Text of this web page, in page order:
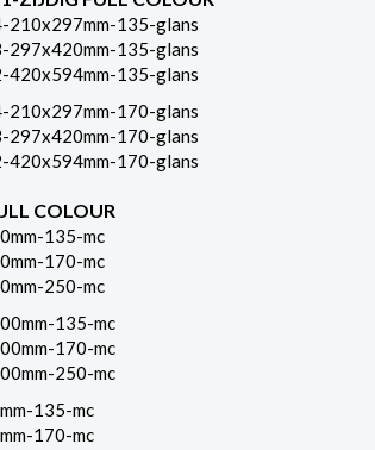
210x297mm-135-glans
297x420mm-135-glans
420x594mm-135-glans
210x297mm-170-glans
297x420mm-170-glans
420x594mm-170-glans
COLOUR
135-mc
170-mc
250-mc
135-mc
170-mc
250-mc
135-mc
170-mc